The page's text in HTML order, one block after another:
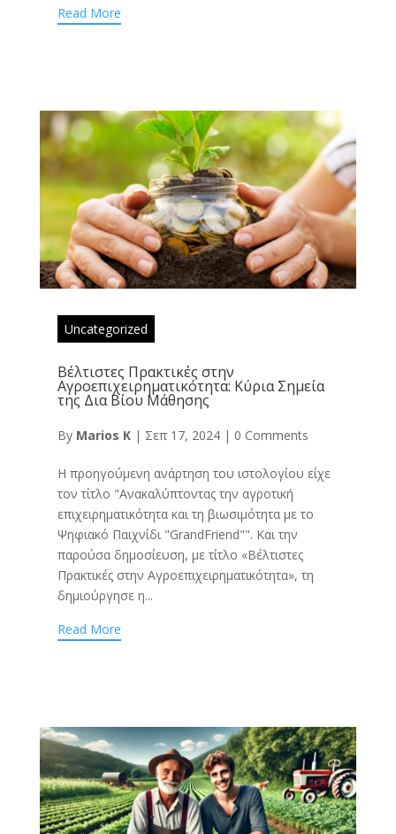
Read More
Uncategorized
Βέλτιστες Πρακτικές στην
Αγροεπιχειρηματικότητα: Κύρια Σημεία
της Δια Βίου Μάθησης
By Marios K| Σεπ 17, 2024| 0 Comments
Η προηγούμενη ανάρτηση του ιστολογίου είχε
τον τίτλο "Ανακαλύπτοντας την αγροτική
επιχειρηματικότητα και τη βιωσιμότητα με το
Ψηφιακό Παιχνίδι "GrandFriend"". Και την
παρούσα δημοσίευση, με τίτλο «Βέλτιστες
Πρακτικές στην Αγροεπιχειρηματικότητα», τη
δημιούργησε η...
Read More